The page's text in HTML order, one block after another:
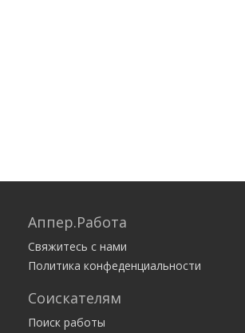
Аппер.Работа
Свяжитесь с нами
Политика конфеденциальности
Соискателям
Поиск работы